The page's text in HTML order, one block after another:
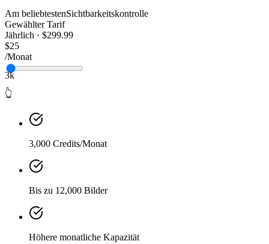
Am beliebtestenSichtbarkeitskontrolle
Gewählter Tarif
Jährlich · $299.99
$25
/Monat
3k
👆
3,000 Credits/Monat
Bis zu 12,000 Bilder
Höhere monatliche Kapazität